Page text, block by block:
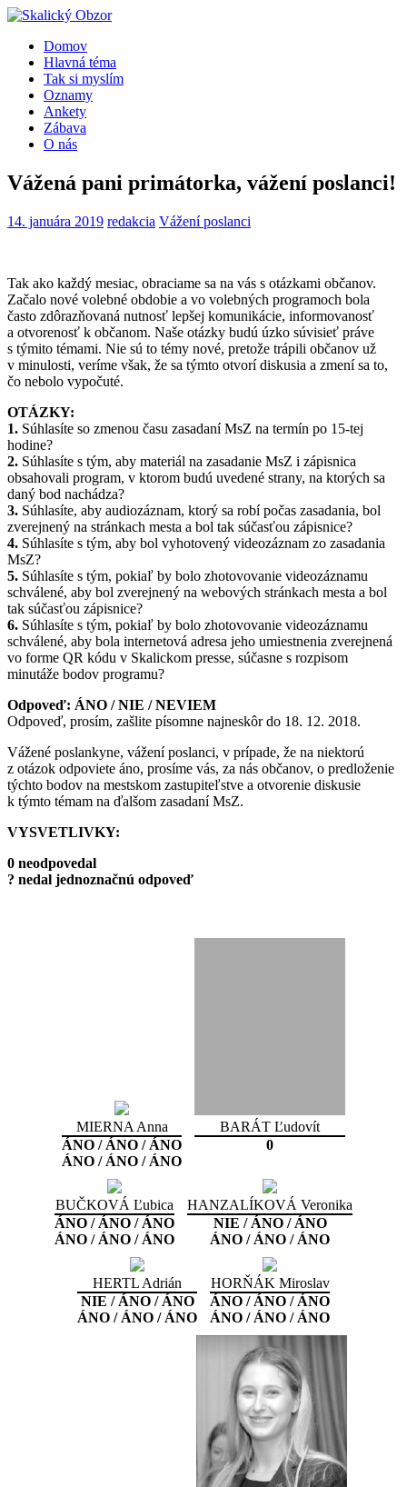
Domov
Hlavná téma
Tak si myslím
Oznamy
Ankety
Zábava
O nás
Vážená pani primátorka, vážení poslanci!
14. januára 2019 redakcia Vážení poslanci
Tak ako každý mesiac, obraciame sa na vás s otázkami občanov.
Začalo nové volebné obdobie a vo volebných programoch bola
často zdôrazňovaná nutnosť lepšej komunikácie, informovanosť
a otvorenosť k občanom. Naše otázky budú úzko súvisieť práve
s týmito témami. Nie sú to témy nové, pretože trápili občanov už
v minulosti, veríme však, že sa týmto otvorí diskusia a zmení sa to,
čo nebolo vypočuté.
OTÁZKY:
1. Súhlasíte so zmenou času zasadaní MsZ na termín po 15-tej
hodine?
2. Súhlasíte s tým, aby materiál na zasadanie MsZ i zápisnica
obsahovali program, v ktorom budú uvedené strany, na ktorých sa
daný bod nachádza?
3. Súhlasíte, aby audiozáznam, ktorý sa robí počas zasadania, bol
zverejnený na stránkach mesta a bol tak súčasťou zápisnice?
4. Súhlasíte s tým, aby bol vyhotovený videozáznam zo zasadania
MsZ?
5. Súhlasíte s tým, pokiaľ by bolo zhotovovanie videozáznamu
schválené, aby bol zverejnený na webových stránkach mesta a bol
tak súčasťou zápisnice?
6. Súhlasíte s tým, pokiaľ by bolo zhotovovanie videozáznamu
schválené, aby bola internetová adresa jeho umiestnenia zverejnená
vo forme QR kódu v Skalickom presse, súčasne s rozpisom
minutáže bodov programu?
Odpoveď: ÁNO / NIE / NEVIEM
Odpoveď, prosím, zašlite písomne najneskôr do 18. 12. 2018.
Vážené poslankyne, vážení poslanci, v prípade, že na niektorú
z otázok odpoviete áno, prosíme vás, za nás občanov, o predloženie
týchto bodov na mestskom zastupiteľstve a otvorenie diskusie
k týmto témam na ďalšom zasadaní MsZ.
VYSVETLIVKY:
0 neodpovedal
? nedal jednoznačnú odpoveď
MIERNA Anna
ÁNO / ÁNO / ÁNO
ÁNO / ÁNO / ÁNO
BARÁT Ľudovít
0
BUČKOVÁ Ľubica
ÁNO / ÁNO / ÁNO
ÁNO / ÁNO / ÁNO
HANZALÍKOVÁ Veronika
NIE / ÁNO / ÁNO
ÁNO / ÁNO / ÁNO
HERTL Adrián
NIE / ÁNO / ÁNO
ÁNO / ÁNO / ÁNO
HORŇÁK Miroslav
ÁNO / ÁNO / ÁNO
ÁNO / ÁNO / ÁNO